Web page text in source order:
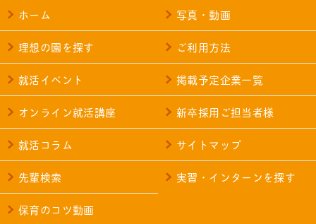
ホーム
理想の園を探す
就活イベント
オンライン就活講座
就活コラム
先輩検索
保育のコツ動画
写真・動画
ご利用方法
掲載予定企業一覧
新卒採用ご担当者様
サイトマップ
実習・インターンを探す